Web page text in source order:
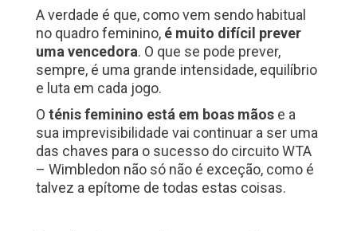
A verdade é que, como vem sendo habitual
no quadro feminino,é muito difícil prever
uma vencedora. O que se pode prever,
sempre, é uma grande intensidade, equilíbrio
e luta em cada jogo.
O ténis feminino está em boas mãose a
sua imprevisibilidade vai continuar a ser uma
das chaves para o sucesso do circuito WTA
– Wimbledon não só não é exceção, como é
talvez a epítome de todas estas coisas.